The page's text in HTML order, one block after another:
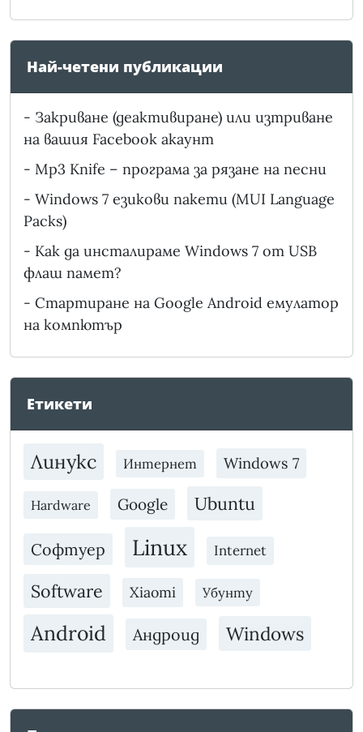
Най-четени публикации
- Закриване (деактивиране) или изтриване
на вашия Facebook акаунт
- Mp3 Knife – програма за рязане на песни
- Windows 7 езикови пакети (MUI Language
Packs)
- Как да инсталираме Windows 7 от USB
флаш памет?
- Стартиране на Google Android емулатор
на компютър
Етикети
Линукс Интернет Windows 7
Hardware Google Ubuntu
Софтуер Linux Internet
Software Xiaomi Убунту
Android Андроид Windows